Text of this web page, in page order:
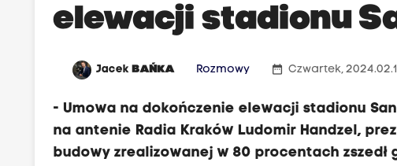
elewacji stadionu
JacekBAŃKA Rozmowy date_range Czwartek,
- Umowa na dokończenie elewacji stadionu
na antenie Radia Kraków Ludomir Handzel,
budowy zrealizowanej w 80 procentach zszedł